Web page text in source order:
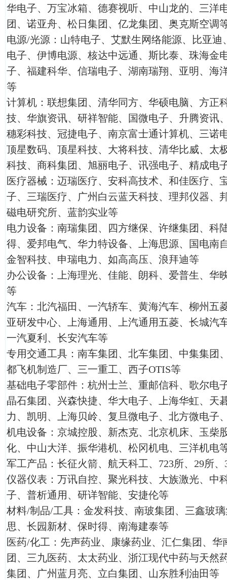
华电子、万宝冰箱、德赛视听、中山龙的、三洋
团、诺亚舟、松日集团、亿龙集团、奥克斯空调
电源/光源：山特电子、艾默生网络能源、比亚
电子、伊博电源、核达中远通、斯比泰、珠海金
子、福建科华、信瑞电子、湖南瑞翔、亚明、海
等
计算机：联想集团、清华同方、华硕电脑、方正
技、华旗资讯、研祥智能、国微电子、升腾资讯
穗彩科技、冠捷电子、南京富士通计算机、三诺
顶星数码、顶星科技、大将科技、清华比威、太
科技、商科集团、旭丽电子、讯强电子、精成电
医疗器械：迈瑞医疗、安科高技术、和佳医疗、
子、三瑞医疗、广州白云蓝天科技、理邦仪器、
磁电研究所、蓝韵实业等
电力设备：南瑞集团、四方继保、许继集团、科
得、爱邦电气、华力特设备、上海思源、国电南
金智科技、申瑞电力、如高高压、浪拜迪等
办公设备：上海理光、佳能、朗科、爱普生、华
等
汽车：北汽福田、一汽轿车、黄海汽车、柳州五
亚研发中心、上海通用、上汽通用五菱、长城汽
一汽夏利、长安汽车等
专用交通工具：南车集团、北车集团、中集集团
都飞机制造厂、三一重工、西子OTIS等
基础电子零部件：杭州士兰、重邮信科、歌尔电
晶石集团、兴森快捷、华大电子、上海华虹、天
力、凯明、上海贝岭、复旦微电子、北方微电子
机电设备：京城控股、新杰克、北京机床、玉柴
化、中山大洋、振华港机、松冈机电、三洋机电
军工产品：长征火箭、航天科工、723所、29所
仪器仪表：万讯自控、聚光科技、大族激光、中
子、普析通用、研详智能、安捷伦等
材料/制品/工具：金发科技、南玻集团、三鑫玻
思、长园新材、保时得、南海建泰等
医药/化工：先声药业、康缘药业、汇仁集团、
团、三九医药、太太药业、浙江现代中药与天然
集团、广州蓝月亮、立白集团、山东胜利油田等